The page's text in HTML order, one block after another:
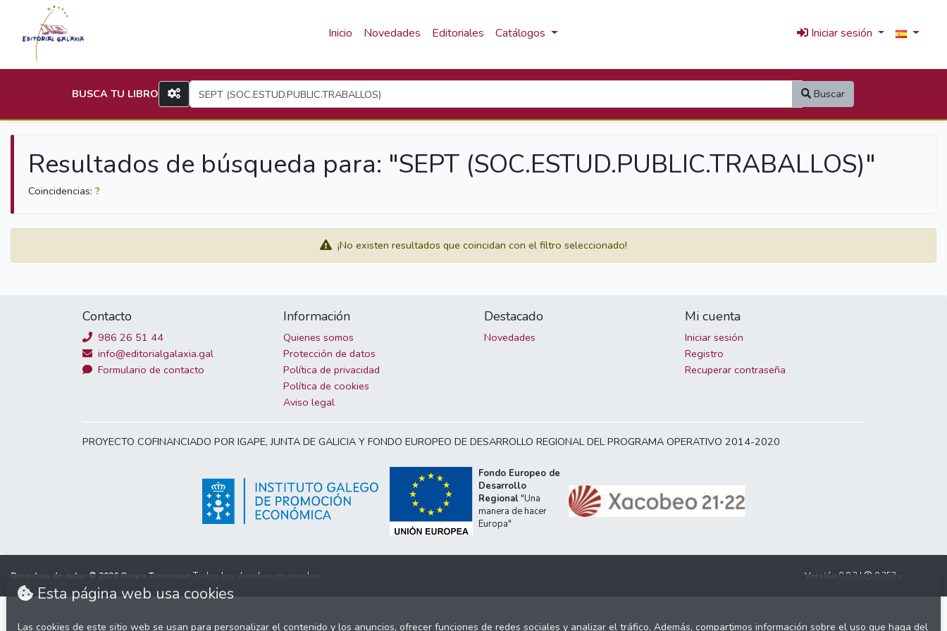
Inicio Novedades Editoriales Catálogos Iniciar sesión
BUSCA TU LIBRO Buscar
Resultados de búsqueda para: "SEPT (SOC.ESTUD.PUBLIC.TRABALLOS)"
Coincidencias:?
¡No existen resultados que coincidan con el filtro seleccionado!
Contacto
986 26 51 44
info@editorialgalaxia.gal
Formulario de contacto
Información
Quienes somos
Protección de datos
Política de privacidad
Política de cookies
Aviso legal
Destacado
Novedades
Mi cuenta
Iniciar sesión
Registro
Recuperar contraseña
PROYECTO COFINANCIADO POR IGAPE, JUNTA DE GALICIA Y FONDO EUROPEO DE DESARROLLO REGIONAL DEL PROGRAMA OPERATIVO 2014-2020
Fondo Europeo de
Desarrollo
Regional"Una
manera de hacer
Europa"
Derechos de autor © 2026 Grupo Trevenque Todos los derechos reservados. Versión 0.0.2 | 0.253s
Esta página web usa cookies
Las cookies de este sitio web se usan para personalizar el contenido y los anuncios, ofrecer funciones de redes sociales y analizar el tráfico. Además, compartimos información sobre el uso que haga del